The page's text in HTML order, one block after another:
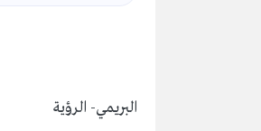
البريمي- الرؤية